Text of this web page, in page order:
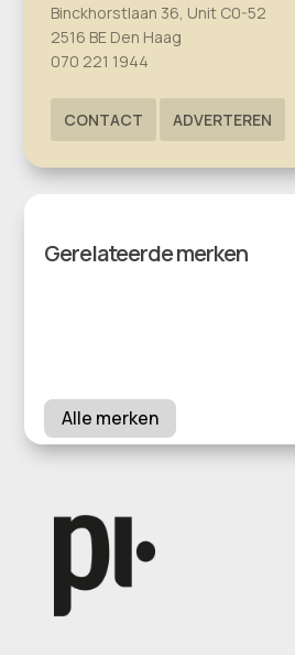
Binckhorstlaan 36, Unit C0-52
2516 BE Den Haag
070 221 1944
CONTACT ADVERTEREN
Gerelateerde merken
Alle merken